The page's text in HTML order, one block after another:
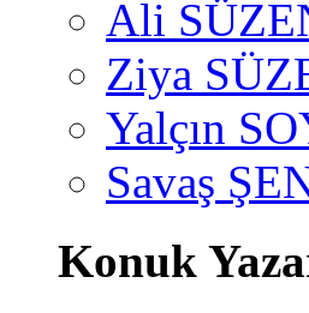
Ali
Ziya
Yalçın
Savaş
Konuk